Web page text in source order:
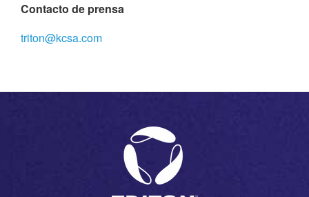
Contacto de prensa
triton@kcsa.com